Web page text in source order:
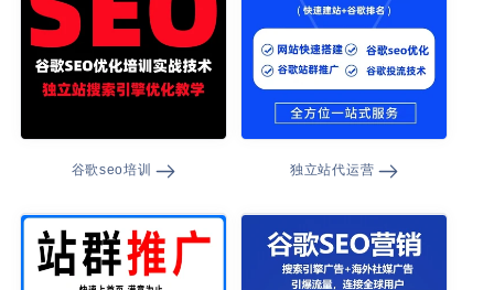
谷歌seo培训 独立站代运营